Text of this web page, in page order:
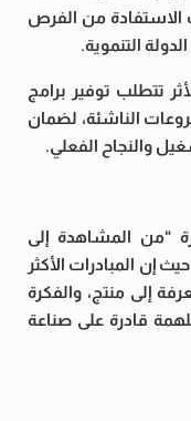
الاستفادة من الفرص
التنموية.
تتطلب توفير برامج
الناشئة، لضمان
والنجاح الفعلي.
“من المشاهدة إلى
إن المبادرات الأكثر
إلى منتج، والفكرة
قادرة على صناعة